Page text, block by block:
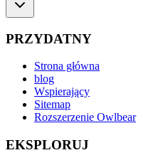
PRZYDATNY
Strona główna
blog
Wspierający
Sitemap
Rozszerzenie Owlbear
EKSPLORUJ